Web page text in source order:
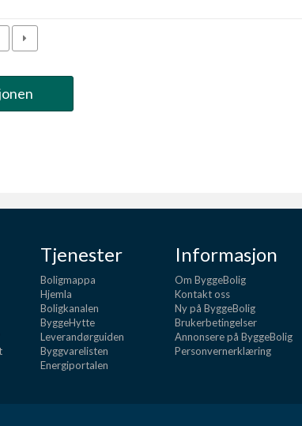
Tjenester
Boligmappa
Hjemla
Boligkanalen
ByggeHytte
Leverandørguiden
Byggvarelisten
Energiportalen
Informasjon
Om ByggeBolig
Kontakt oss
Ny på ByggeBolig
Brukerbetingelser
Annonsere på ByggeBolig
Personvernerklæring